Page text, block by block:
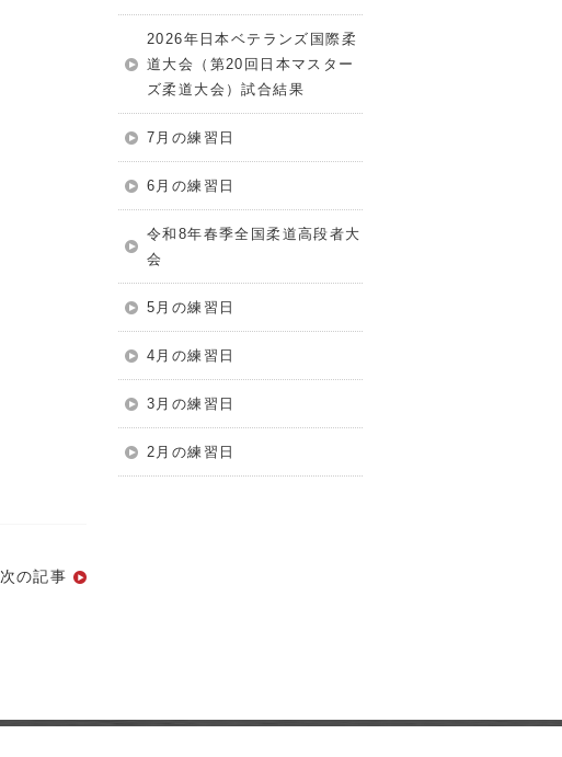
次の記事
2026年日本ベテランズ国際柔
道大会（第20回日本マスター
ズ柔道大会）試合結果
7月の練習日
6月の練習日
令和8年春季全国柔道高段者大
会
5月の練習日
4月の練習日
3月の練習日
2月の練習日